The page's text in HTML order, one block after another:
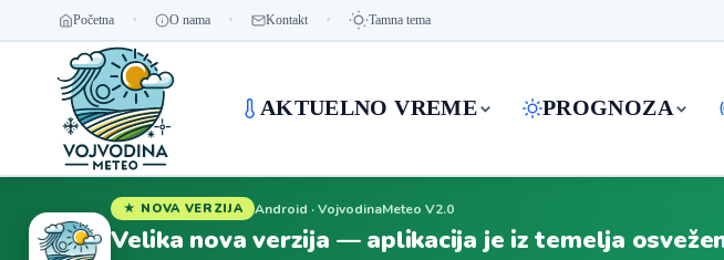
Početna O nama Kontakt Tamna tema
AKTUELNO VREME PROGNOZA
★ NOVA VERZIJA Android · VojvodinaMeteo V2.0
Velika nova verzija — aplikacija je iz temelja